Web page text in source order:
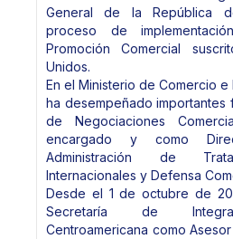
General de la República
proceso de
Promoción Comercial
Unidos.
En el Ministerio de Comercio e
ha desempeñado
de Negociaciones
encargado y como
Administración de
Internacionales y Defensa
Desde el 1 de octubre de
Secretaría de
Centroamericana como